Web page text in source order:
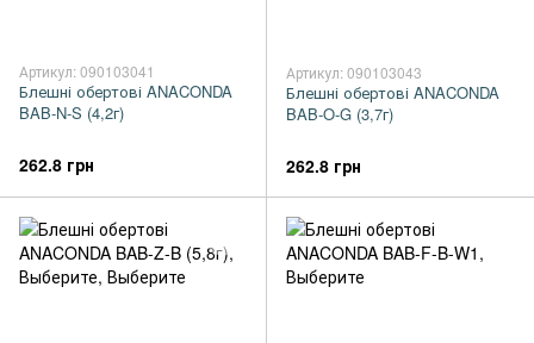
Артикул: 090103041
Блешні обертові ANACONDA
BAB-N-S (4,2г)
262.8 грн
Артикул: 090103043
Блешні обертові ANACONDA
BAB-O-G (3,7г)
262.8 грн